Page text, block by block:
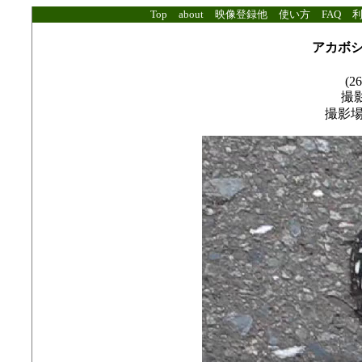
Top about 映像登録他 使い方 FAQ
アカボ
撮
撮影